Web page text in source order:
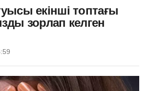
екінші топтағы
зорлап келген